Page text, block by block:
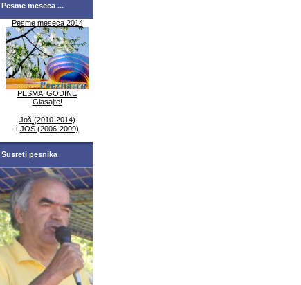
Pesme meseca ...
Pesme meseca 2014
PESMA GODINE
Glasajte!
Još (2010-2014)
i JOŠ (2006-2009)
Susreti pesnika